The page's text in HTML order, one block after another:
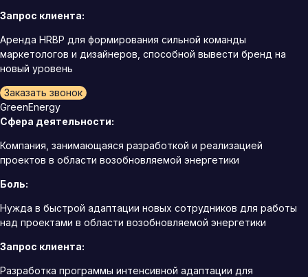
Запрос клиента:
Аренда HRBP для формирования сильной команды
маркетологов и дизайнеров, способной вывести бренд на
новый уровень
Заказать звонок
GreenEnergy
Сфера деятельности:
Компания, занимающаяся разработкой и реализацией
проектов в области возобновляемой энергетики
Боль:
Нужда в быстрой адаптации новых сотрудников для работы
над проектами в области возобновляемой энергетики
Запрос клиента:
Разработка программы интенсивной адаптации для